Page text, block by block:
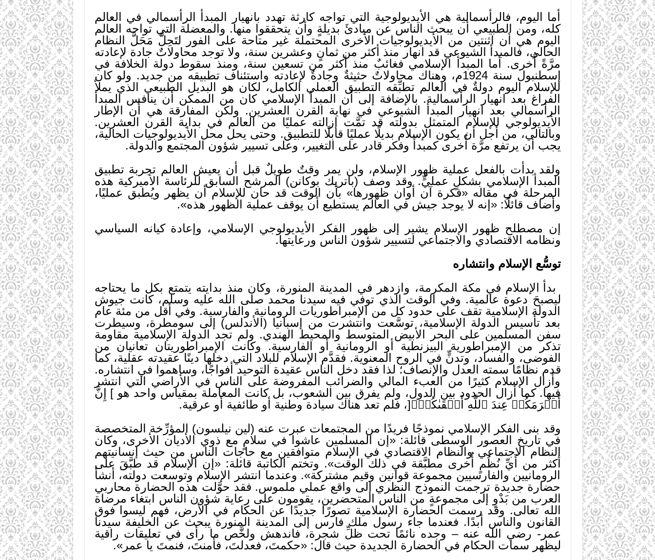
أما اليوم، فالرأسمالية هي الأيديولوجية التي تواجه كارثة تهدد بانهيار المبدأ الرأسمالي في العالم
كله، ومن الطبيعي أن يبحث الناس عن مبادئَ بديلةٍ وأن يتحققوا منها. والمعضلة التي تواجه العالم
اليوم هي أن اثنتين من الأيديولوجيات الأخرى المحتملة غير متاحة على الفور لتَحِلَّ مَحَلَّ النظام
الحالي، فالمبدأ الشيوعي قد انهار منذ أكثر من ثمانٍ وعشرين سنة، ولا توجد محاولاتٌ جادة لإعادته
مرَّةً أُخرى. أما المبدأ الإسلامي فغائبٌ منذ أكثر من تسعين سنة، ومنذ سقوط دولة الخلافة في
إسطنبول سنة 1924م، وهناك محاولاتٌ حثيثةٌ وجادةٌ لإعادته واستئناف تطبيقه من جديد. ولو كان
للإسلام اليوم دولةٌ في العالم تطبِّقه التطبيق العملي الكامل، لكان هو البديل الطبيعي الذي يملأ
الفراغ بعد انهيار الرأسمالية. بالإضافة إلى أن المبدأ الإسلامي كان من الممكن أن ينافس المبدأ
الرأسمالي بعد انهيار المبدأ الشيوعي في نهاية القرن العشرين. ولكن المفارقة هي أن الإطار
الأيديولوجي للإسلام المتمثل بدولته قد تمَّت إزالته عمليًا من العالم في بداية القرن العشرين.
وبالتالي، من أجل أن يكون الإسلام بديلًا عمليًا قابلًا للتطبيق. وحتى يحل محل الأيديولوجيات الحالية،
يجب أن يرتفع مرَّة أُخرى كمبدأ وفكر قادر على التغيير، وعلى تسيير شؤون المجتمع والدولة.
ولقد بدأت بالفعل عملية ظهور الإسلام، ولن يمر وقتٌ طويلٌ قبل أن يعيش العالم تجربة تطبيق
المبدأ الإسلامي بشكلٍ عمليٍّ. وقد وصف (باتريك بوكانن) المرشح السابق للرئاسة الأميركية هذه
المرحلة في مقاله «فكرة آن أوان ظهورها» بأن الوقت قد حان للإسلام أن يظهر ويُطبق عمليًا،
وأضاف قائلًا: «إنه لا يوجد جيش في العالم يستطيع أن يوقف عملية الظهور هذه».
إن مصطلح ظهور الإسلام يشير إلى ظهور الفكر الأيديولوجي الإسلامي، وإعادة كيانه السياسي
ونظامه الاقتصادي والاجتماعي لتسيير شؤون الناس ورعايتها.
توسُّع الإسلام وانتشاره
بدأ الإسلام في مكة المكرمة، وازدهر في المدينة المنورة، وكان منذ بدايته يتمتع بكل ما يحتاجه
ليصبحَ دعوة عالمية. وفي الوقت الذي توفي فيه سيدنا محمد صلى الله عليه وسلم، كانت جيوش
الدولة الإسلامية تقف على حدود كل من الإمبراطوريات الرومانية والفارسية. وفي أقل من مئة عام
بعد تأسيس الدولة الإسلامية، توسَّعت وانتشرت من إسبانيا (الأندلس) إلى سومطرة، وسيطرت
سفن المسلمين على البحر الأبيض المتوسط والمحيط الهندي. ولم تجد الدولة الإسلامية مقاومة
تذكر من الإمبراطورية البيزنطية أو الرومانية أو الفارسية. وكانت الإمبراطوريتان تعانيان من
الفوضى، والفساد، وتدنٍّ في الروح المعنوية. فقدَّم الإسلام للبلاد التي دخلها دينًا عقيدته عقلية، كما
قدم نظامًا سمته العدل والإنصاف؛ لذا فقد دخل الناس عقيدة التوحيد أفواجًا، وساهموا في انتشاره.
وأزال الإسلام كثيرًا من العبء المالي والضرائب المفروضة على الناس في الأراضي التي انتشر
فيها. كما أزال الحدود بين الدول، ولم يفرق بين الشعوب، بل كانت المعاملة بمقياس واحد هو ] إِنَّ
أَكۡرَمَكُمۡ عِندَ ٱللَّهِ أَتۡقَىٰكُمۡۚ[، فلم تعد هناك سيادة وطنية أو طائفية أو عرقية.
وقد بنى الفكر الإسلامي نموذجًا فريدًا من المجتمعات عبرت عنه (لين نيلسون) المؤرِّخة المتخصصة
في تاريخ العصور الوسطى قائلة: «إن المسلمين عاشوا في سلامٍ مع ذوي الأديان الأخرى، وكان
النظام الاجتماعي والنظام الاقتصادي في الإسلام متوافقين مع حاجات الناس من حيث إنسانيتهم
أكثر من أَيِّ نُظُمٍ أُخرى مطبَّقة في ذلك الوقت». وتختم الكاتبة قائلة: «إن الإسلام قد طبَّقَ على
الرومانيين والفارسيين مجموعة قوانين وقيم مشتركة». وعندما انتشر الإسلام وتوسعت دولته، أنشأ
حضارة جديدة ترجمت النموذج النظري إلى واقع عملي ملموس. فقد حوَّلت هذه الحضارة محاربي
العرب من بَدْوٍ إلى مجموعةٍ من الناس المتحضرين، يقومون على رعاية شؤون الناس ابتغاء مرضاة
الله تعالى. وقد رسمت الحضارة الإسلامية تصورًا جديدًا عن الحكام في الأرض، فهم ليسوا فوق
القانون والناس أبدًا. فعندما جاء رسول ملك فارس إلى المدينة المنورة يبحث عن الخليفة سيدنا
عمر- رضي الله عنه – وجده نائمًا تحت ظلِّ شجرة، فاندهش ولخَّص ما رأى في تعليقات راقية
ليظهر سمات الحكام في الحضارة الجديدة حيث قال: «حكمتَ، فعدلتَ، فأمنتَ، فنمتَ يا عمر».